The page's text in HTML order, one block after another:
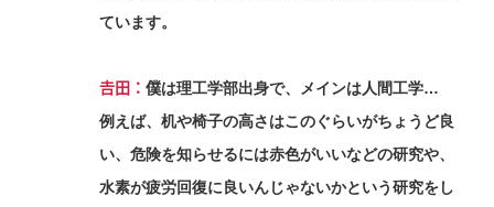
ています。
𠮷田： 僕は理工学部出身で、メインは人間工学…
例えば、机や椅子の高さはこのぐらいがちょうど良
い、危険を知らせるには赤色がいいなどの研究や、
水素が疲労回復に良いんじゃないかという研究をし